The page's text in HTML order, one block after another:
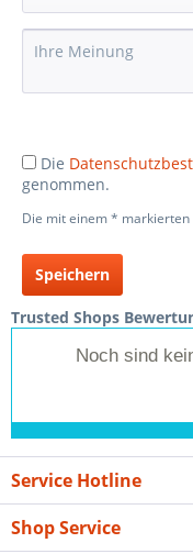
Die
genommen.
Die mit einem *
Speichern
Trusted Shops
Noch sind
Service Hotline
Shop Service